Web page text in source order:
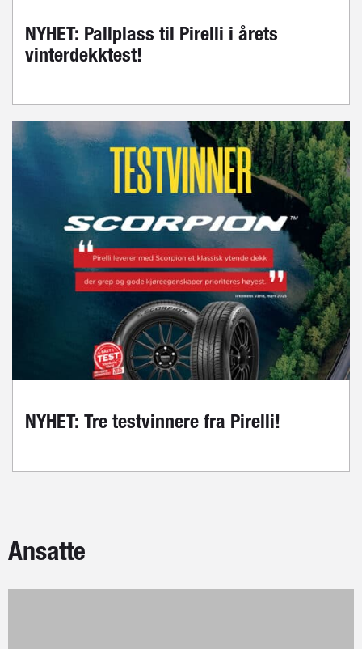
NYHET: Pallplass til Pirelli i årets
vinterdekktest!
NYHET: Tre testvinnere fra Pirelli!
Ansatte